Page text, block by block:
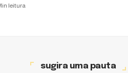
leitura
sugira uma pauta